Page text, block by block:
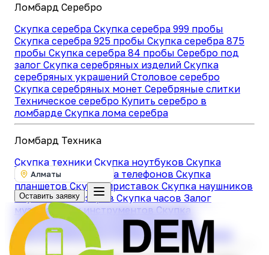
Ломбард Серебро
Скупка серебра Скупка серебра 999 пробы
Скупка серебра 925 пробы Скупка серебра 875
пробы Скупка серебра 84 пробы Серебро под
залог Скупка серебряных изделий Скупка
серебряных украшений Столовое серебро
Скупка серебряных монет Серебряные слитки
Техническое серебро Купить серебро в
ломбарде Скупка лома серебра
Ломбард Техника
Скупка техники Скупка ноутбуков Скупка
компьютеров
Скупка телефонов Скупка
планшетовСкупка приставок Скупка наушников
Скупка телевизоров Скупка часов Залог
музыкальных инструментов Скупка
строительных инструментовСкупка
электросамокатов
Ломбард фотоаппаратов
Алматы
Оставить заявку